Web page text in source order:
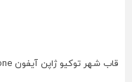
قاب شهر توکیو ژاپن آیفون Iphone